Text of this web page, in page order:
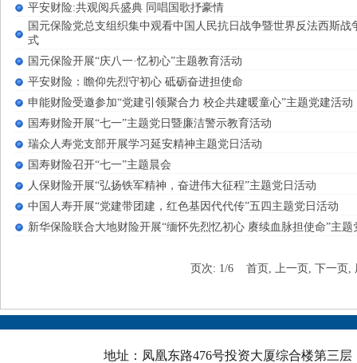
平安财险:共观阅兵盛典 同唱国歌抒豪情
国元保险党总支组织集中观看中国人民抗日战争暨世界反法西斯战
式
国元保险开展“庆八一·忆初心”主题教育活动
平安财险：瞻仰先烈守初心 砥砺奋进担使命
申能财险受邀参加“党建引领聚合力 校企共建暖童心”主题党建活动
国寿财险开展“七一”主题党日暨廉洁警示教育活动
瑞众人寿党支部开展学习延安精神主题党日活动
国寿财险召开“七一”主题晨会
人保财险开展“弘扬铁军精神，奋进伟大征程”主题党日活动
中国人寿开展“党建带团建，红色基因代代传”五四主题党日活动
新华保险联合大地财险开展“缅怀先烈忆初心 赓续血脉担使命”主题
页次: 1/6 首页, 上一页, 下一页,
地址：凤凰东路476号投资大厦综合楼第三